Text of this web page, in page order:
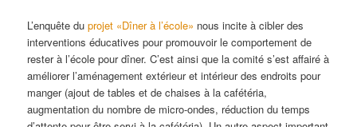
L’enquête duprojet «Dîner à l’école» nous incite à cibler des
interventions éducatives pour promouvoir le comportement de
rester à l’école pour dîner. C’est ainsi que la comité s’est affairé à
améliorer l’aménagement extérieur et intérieur des endroits pour
manger (ajout de tables et de chaises à la cafétéria,
augmentation du nombre de micro-ondes, réduction du temps